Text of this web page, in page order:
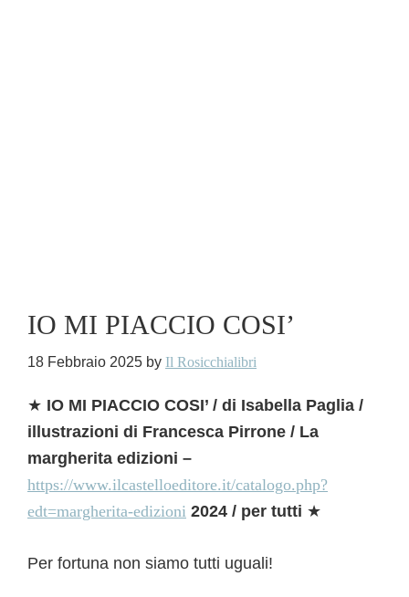
IO MI PIACCIO COSI’
18 Febbraio 2025 by Il Rosicchialibri
★ IO MI PIACCIO COSI’ / di Isabella Paglia /
illustrazioni di Francesca Pirrone / La
margherita edizioni –
https://www.ilcastelloeditore.it/catalogo.php?
edt=margherita-edizioni 2024 / per tutti ★
Per fortuna non siamo tutti uguali!